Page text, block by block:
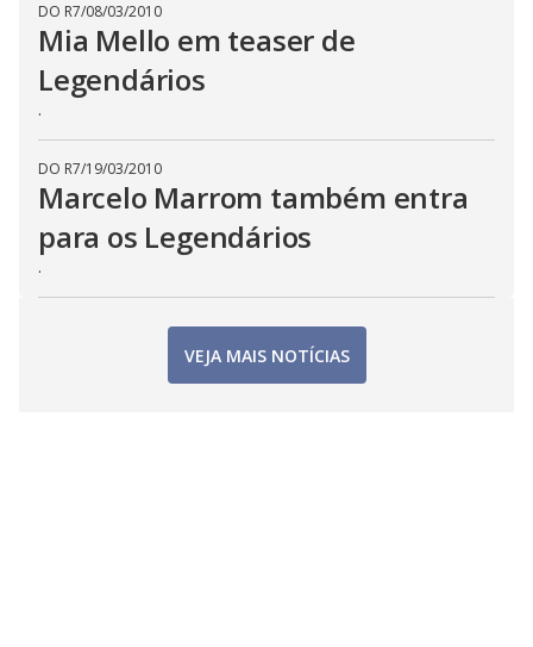
DO R7/08/03/2010
Mia Mello em teaser de
Legendários
.
DO R7/19/03/2010
Marcelo Marrom também entra
para os Legendários
.
VEJA MAIS NOTÍCIAS